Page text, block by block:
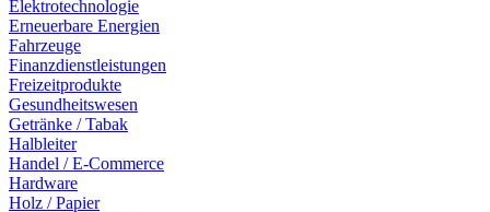
Elektrotechnologie
Erneuerbare Energien
Fahrzeuge
Finanzdienstleistungen
Freizeitprodukte
Gesundheitswesen
Getränke / Tabak
Halbleiter
Handel / E-Commerce
Hardware
Holz / Papier